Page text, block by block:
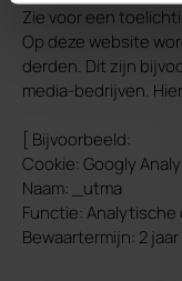
Zie voor een
Op deze website
derden. Dit zijn
media-bedrijven.
[ Bijvoorbeeld:
Cookie: Googly
Naam: _utma
Functie:
Bewaartermijn: 2 jaar